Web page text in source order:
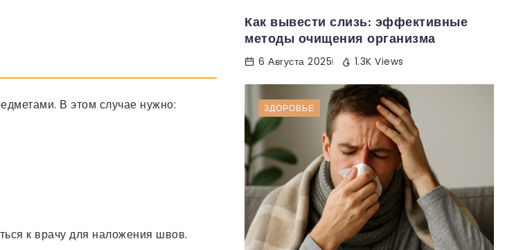
В этом случае нужно:
к врачу для наложения швов.
Как вывести слизь: эффективные
методы очищения организма
6 Августа 2025 1.3K Views
ЗДОРОВЬЕ